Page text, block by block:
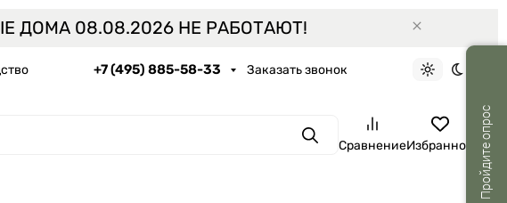
ДОМА 08.08.2026 НЕ РАБОТАЮТ!
+7 (495) 885-58-33 Заказать звонок
СветлаяТемная
ПоискСравнениеИзбранное Пройдите опрос